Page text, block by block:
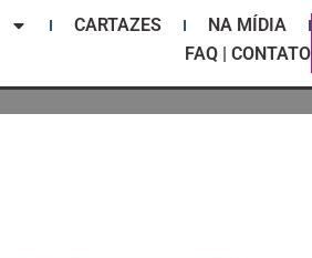
CARTAZES
NA MÍDIA
FAQ | CONTATO